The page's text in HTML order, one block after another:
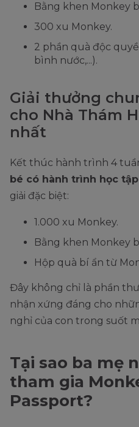
Bằng khen Monkey
300 xu Monkey.
2 phần quà độc
bình nước,...).
Giải thưởng
cho Nhà Thám
nhất
Kết thúc hành trình 4
bé có hành trình học
giải đặc biệt:
1.000 xu Monkey.
Bằng khen Monkey
Hộp quà bí ẩn từ
Đây không chỉ là phần
nhận xứng đáng cho
nghỉ của con trong suốt
Tại sao ba mẹ
tham gia
Passport?